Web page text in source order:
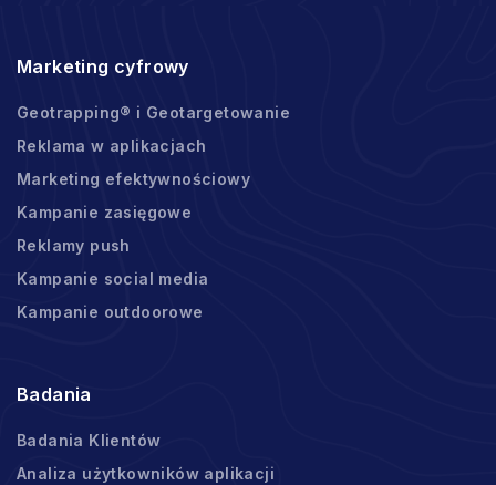
Marketing cyfrowy
Geotrapping® i Geotargetowanie
Reklama w aplikacjach
Marketing efektywnościowy
Kampanie zasięgowe
Reklamy push
Kampanie social media
Kampanie outdoorowe
Badania
Badania Klientów
Analiza użytkowników aplikacji